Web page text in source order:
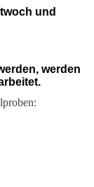
und
werden